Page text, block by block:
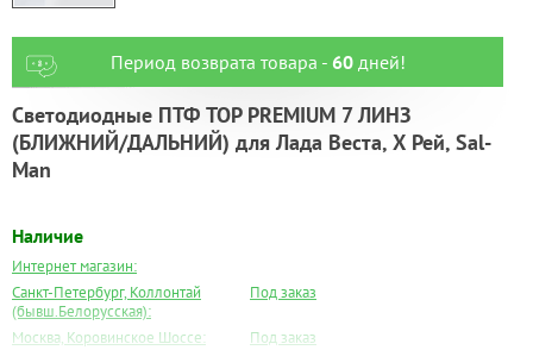
Период возврата товара - 60дней!
Светодиодные ПТФ TOP PREMIUM 7 ЛИНЗ
(БЛИЖНИЙ/ДАЛЬНИЙ) для Лада Веста, Х Рей, Sal-
Man
Наличие
Интернет магазин:
Санкт-Петербург, Коллонтай
(бывш.Белорусская):
Под заказ
Москва, Коровинское Шоссе:
Под заказ